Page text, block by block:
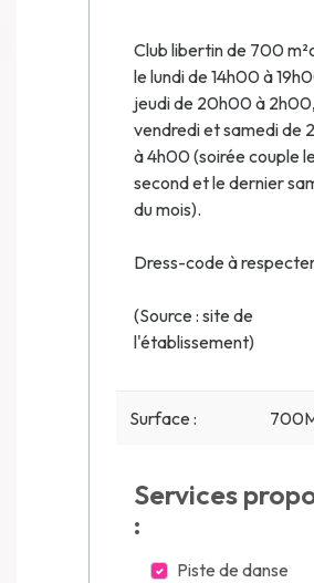
Club libertin de 700
le lundi de 14h00 à
jeudi de 20h00 à
vendredi et samedi de
à 4h00 (soirée couple le
second et le dernier
du mois).
Dress-code à
(Source : site de
l'établissement)
Surface :
Services
:
Piste de danse